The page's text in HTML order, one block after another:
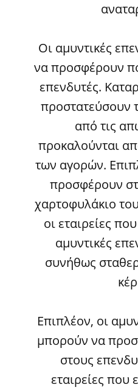
Οι αμυντικές
να προσφέρουν
επενδυτές.
προστατεύσουν
από τις
προκαλούνται
των αγορών.
προσφέρουν
χαρτοφυλάκιο
οι εταιρείες
αμυντικές
συνήθως
Επιπλέον, οι
μπορούν να
στους
εταιρείες που